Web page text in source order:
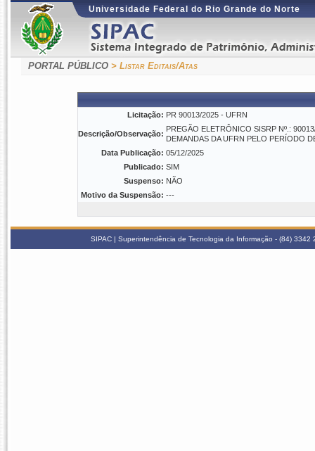
Universidade Federal do Rio Grande do Norte
PORTAL PÚBLICO > Listar Editais/Atas
Licitação: PR 90013/2025 - UFRN
Descrição/Observação:
PREGÃO ELETRÔNICO SISRP Nº.:
DEMANDAS DA UFRN PELO PERÍODO
Data Publicação: 05/12/2025
Publicado: SIM
Suspenso: NÃO
Motivo da Suspensão: ---
SIPAC | Superintendência de Tecnologia da Informação - (84)